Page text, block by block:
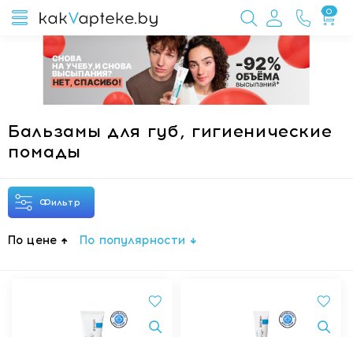
0
Бальзамы для губ, гигиенические
помады
Фильтр
По цене По популярности